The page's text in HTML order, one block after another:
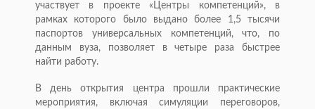
участвует в проекте «Центры компетенций», в
рамках которого было выдано более 1,5 тысячи
паспортов универсальных компетенций, что, по
данным вуза, позволяет в четыре раза быстрее
найти работу.
В день открытия центра прошли практические
мероприятия, включая симуляции переговоров,